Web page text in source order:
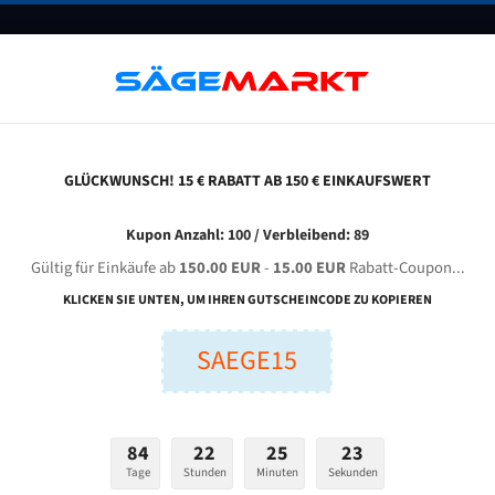
FAQ GUTSCHEINE BLOG KONTAKT
MAKİNA D-Y 280 für 4150 mm Bi-Metall
Breite (mm):
GLÜCKWUNSCH! 15 € RABATT AB 150 € EINKAUFSWERT
Kupon Anzahl: 100 / Verbleibend: 89
Gültig für Einkäufe ab150.00 EUR- 15.00 EURRabatt-Coupon...
KLICKEN SIE UNTEN, UM IHREN GUTSCHEINCODE ZU KOPIEREN
SAEGE15
84
Tage
22
Stunden
25
Minuten
22
Sekunden